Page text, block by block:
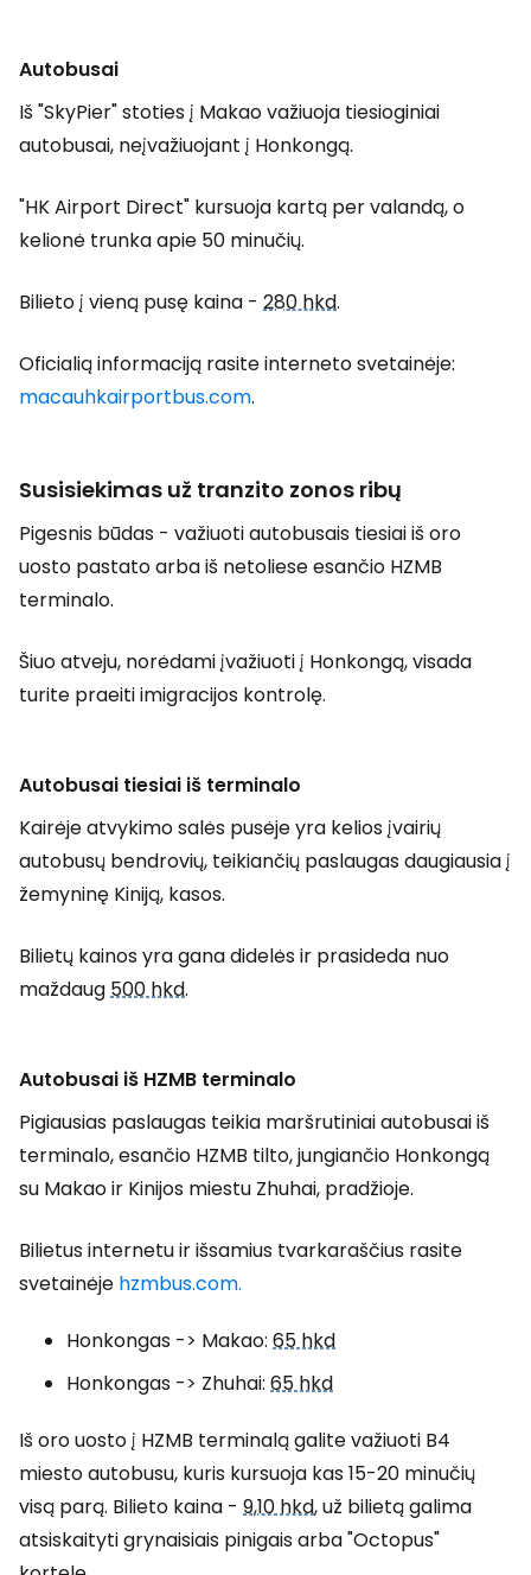
Autobusai
Iš "SkyPier" stoties į Makao važiuoja tiesioginiai
autobusai, neįvažiuojant į Honkongą.
"HK Airport Direct" kursuoja kartą per valandą, o
kelionė trunka apie 50 minučių.
Bilieto į vieną pusę kaina - 280 hkd.
Oficialią informaciją rasite interneto svetainėje:
macauhkairportbus.com.
Susisiekimas už tranzito zonos ribų
Pigesnis būdas - važiuoti autobusais tiesiai iš oro
uosto pastato arba iš netoliese esančio HZMB
terminalo.
Šiuo atveju, norėdami įvažiuoti į Honkongą, visada
turite praeiti imigracijos kontrolę.
Autobusai tiesiai iš terminalo
Kairėje atvykimo salės pusėje yra kelios įvairių
autobusų bendrovių, teikiančių paslaugas daugiausia į
žemyninę Kiniją, kasos.
Bilietų kainos yra gana didelės ir prasideda nuo
maždaug500 hkd.
Autobusai iš HZMB terminalo
Pigiausias paslaugas teikia maršrutiniai autobusai iš
terminalo, esančio HZMB tilto, jungiančio Honkongą
su Makao ir Kinijos miestu Zhuhai, pradžioje.
Bilietus internetu ir išsamius tvarkaraščius rasite
svetainėje hzmbus.com.
Honkongas -> Makao: 65 hkd
Honkongas -> Zhuhai: 65 hkd
Iš oro uosto į HZMB terminalą galite važiuoti B4
miesto autobusu, kuris kursuoja kas 15-20 minučių
visą parą. Bilieto kaina - 9,10 hkd, už bilietą galima
atsiskaityti grynaisiais pinigais arba "Octopus"